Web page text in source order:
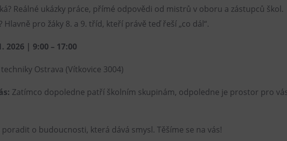
Reálné ukázky práce, přímé odpovědi od mistrů v oboru a zástupců škol.
Hlavně pro žáky 8. a 9. tříd, kteří právě teď řeší „co dál“.
2026 | 9:00 – 17:00
techniky Ostrava (Vítkovice 3004)
Zatímco dopoledne patří školním skupinám, odpoledne je prostor pro
poradit o budoucnosti, která dává smysl. Těšíme se na vás!